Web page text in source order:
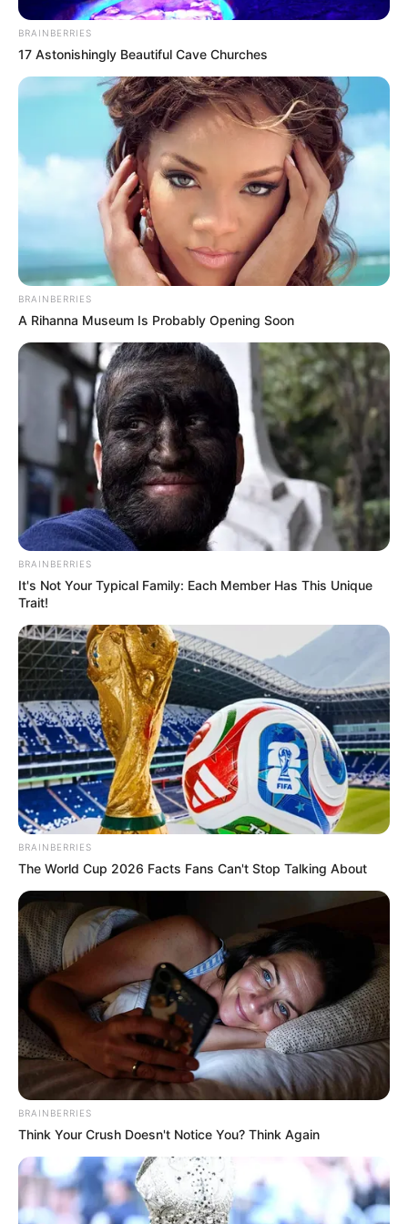
BRAINBERRIES
17 Astonishingly Beautiful Cave Churches
BRAINBERRIES
A Rihanna Museum Is Probably Opening Soon
BRAINBERRIES
It's Not Your Typical Family: Each Member Has This Unique
Trait!
BRAINBERRIES
The World Cup 2026 Facts Fans Can't Stop Talking About
BRAINBERRIES
Think Your Crush Doesn't Notice You? Think Again